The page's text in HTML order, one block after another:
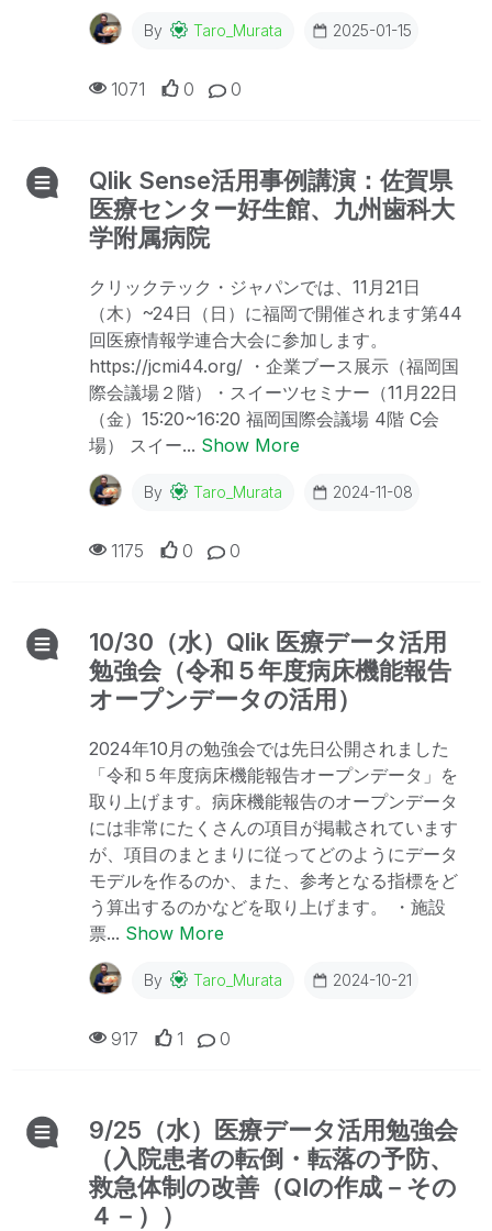
By Taro_Murata 2025-01-15
0
0
1071
Qlik Sense活用事例講演：佐賀県
医療センター好生館、九州歯科大
学附属病院
クリックテック・ジャパンでは、11月21日
（木）~24日（日）に福岡で開催されます第44
回医療情報学連合大会に参加します。
https://jcmi44.org/ ・企業ブース展示（福岡国
際会議場２階）・スイーツセミナー（11月22日
（金）15:20~16:20 福岡国際会議場 4階 C会
場） スイー... Show More
By Taro_Murata 2024-11-08
0
0
1175
10/30（水）Qlik 医療データ活用
勉強会（令和５年度病床機能報告
オープンデータの活用）
2024年10月の勉強会では先日公開されました
「令和５年度病床機能報告オープンデータ」を
取り上げます。病床機能報告のオープンデータ
には非常にたくさんの項目が掲載されています
が、項目のまとまりに従ってどのようにデータ
モデルを作るのか、また、参考となる指標をど
う算出するのかなどを取り上げます。 ・施設
票... Show More
By Taro_Murata 2024-10-21
0
1
917
9/25（水）医療データ活用勉強会
（入院患者の転倒・転落の予防、
救急体制の改善（QIの作成－その
４－））